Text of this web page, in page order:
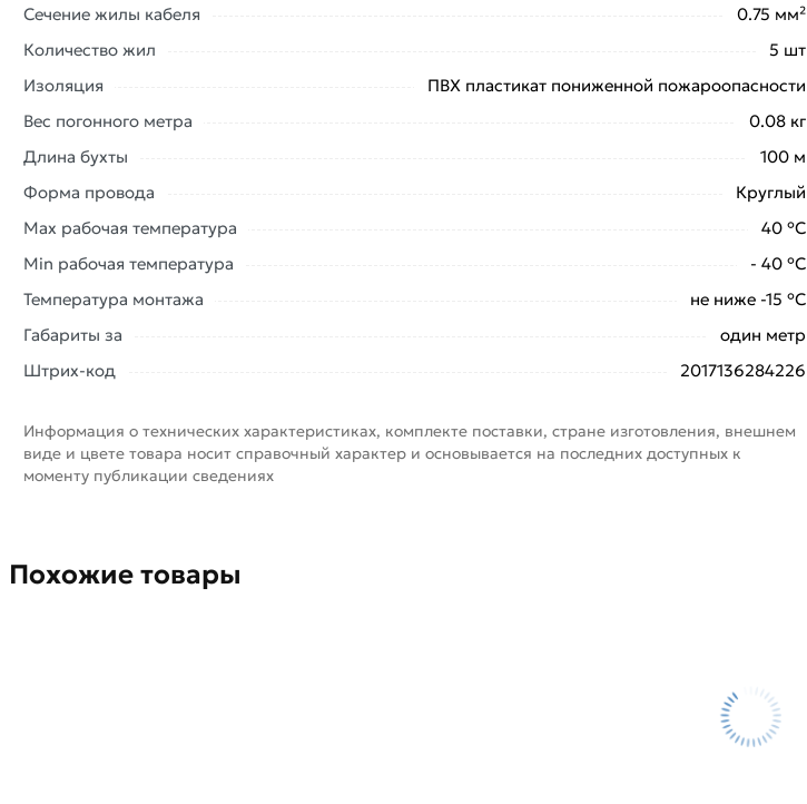
Сечение жилы кабеля
0.75 мм²
Количество жил
5 шт
Изоляция
ПВХ пластикат пониженной пожароопасности
Вес погонного метра
0.08 кг
Длина бухты
100 м
Форма провода
Круглый
Max рабочая температура
40 °С
Min рабочая температура
- 40 °С
Температура монтажа
не ниже -15 °С
Габариты за
один метр
Штрих-код
2017136284226
Информация о технических характеристиках, комплекте поставки, стране изготовления, внешнем
виде и цвете товара носит справочный характер и основывается на последних доступных к
моменту публикации сведениях
Похожие товары